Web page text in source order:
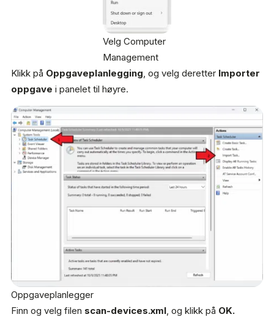
Velg Computer
Management
Klikk på Oppgaveplanlegging, og velg deretter Importer
oppgave i panelet til høyre.
Oppgaveplanlegger
Finn og velg filen scan-devices.xml, og klikk på OK.